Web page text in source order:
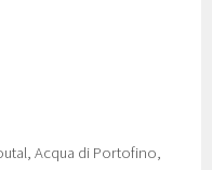
Acqua di Portofino,